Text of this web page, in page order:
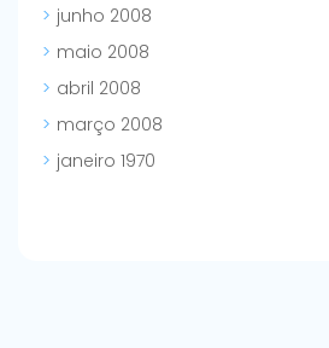
junho 2008
maio 2008
abril 2008
março 2008
janeiro 1970